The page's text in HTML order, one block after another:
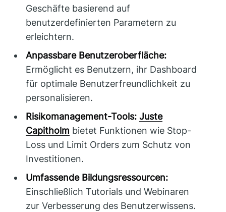
Geschäfte basierend auf
benutzerdefinierten Parametern zu
erleichtern.
Anpassbare Benutzeroberfläche:
Ermöglicht es Benutzern, ihr Dashboard
für optimale Benutzerfreundlichkeit zu
personalisieren.
Risikomanagement-Tools: Juste
Capitholm bietet Funktionen wie Stop-
Loss und Limit Orders zum Schutz von
Investitionen.
Umfassende Bildungsressourcen:
Einschließlich Tutorials und Webinaren
zur Verbesserung des Benutzerwissens.